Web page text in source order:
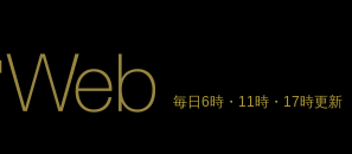
毎日6時・11時・17時更新